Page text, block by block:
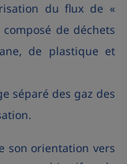
du flux de «
de déchets
de plastique et
séparé des gaz des
son orientation vers